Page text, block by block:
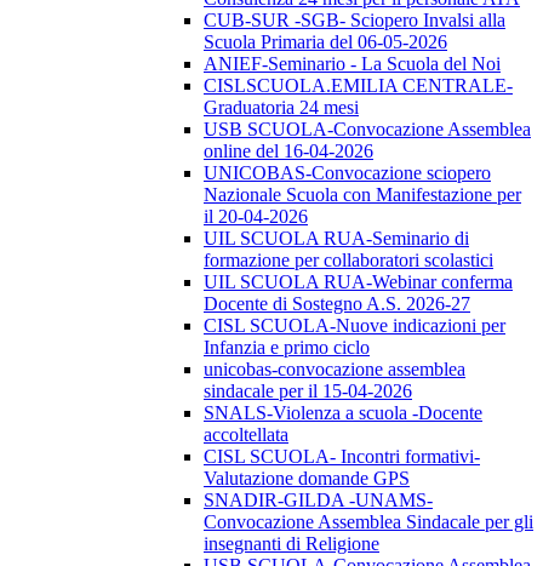
CUB-SUR -SGB- Sciopero Invalsi alla
Scuola Primaria del 06-05-2026
ANIEF-Seminario - La Scuola del Noi
CISLSCUOLA.EMILIA CENTRALE-
Graduatoria 24 mesi
USB SCUOLA-Convocazione Assemblea
online del 16-04-2026
UNICOBAS-Convocazione sciopero
Nazionale Scuola con Manifestazione per
il 20-04-2026
UIL SCUOLA RUA-Seminario di
formazione per collaboratori scolastici
UIL SCUOLA RUA-Webinar conferma
Docente di Sostegno A.S. 2026-27
CISL SCUOLA-Nuove indicazioni per
Infanzia e primo ciclo
unicobas-convocazione assemblea
sindacale per il 15-04-2026
SNALS-Violenza a scuola -Docente
accoltellata
CISL SCUOLA- Incontri formativi-
Valutazione domande GPS
SNADIR-GILDA -UNAMS-
Convocazione Assemblea Sindacale per gli
insegnanti di Religione